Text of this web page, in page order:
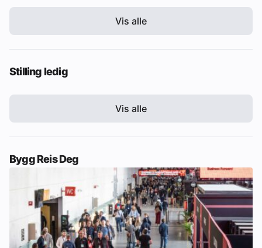
Vis alle
Stilling ledig
Vis alle
Bygg Reis Deg